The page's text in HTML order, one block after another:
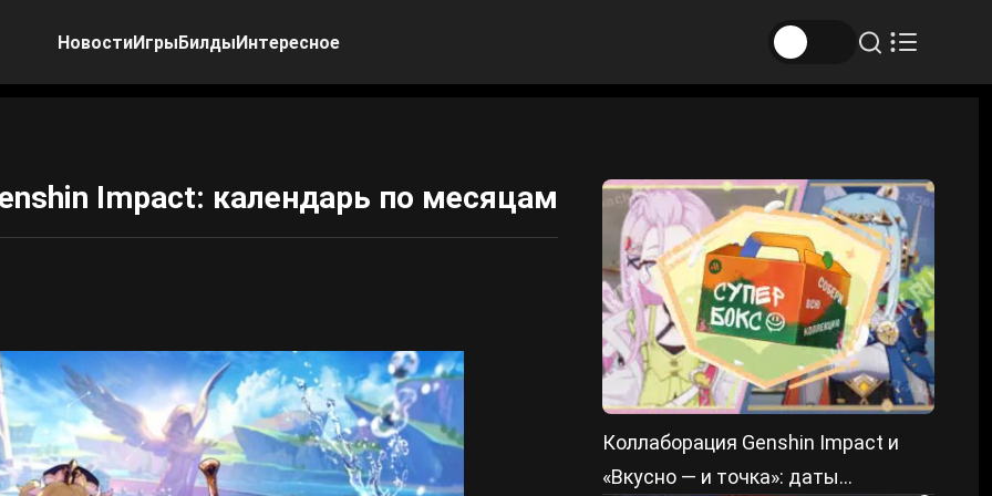
НовостиИгрыБилдыИнтересное
Impact: календарь по месяцам
Коллаборация Genshin Impact и
«Вкусно — и точка»: даты